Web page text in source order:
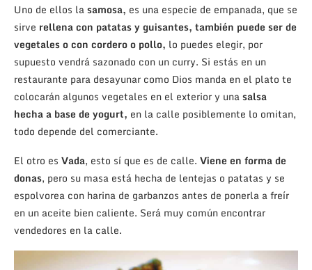
Uno de ellos lasamosa, es una especie de empanada, que se
sirve rellena con patatas y guisantes, también puede ser de
vegetales o con cordero o pollo, lo puedes elegir, por
supuesto vendrá sazonado con un curry. Si estás en un
restaurante para desayunar como Dios manda en el plato te
colocarán algunos vegetales en el exterior y unasalsa
hecha a base de yogurt, en la calle posiblemente lo omitan,
todo depende del comerciante.
El otro es Vada, esto sí que es de calle. Viene en forma de
donas, pero su masa está hecha de lentejas o patatas y se
espolvorea con harina de garbanzos antes de ponerla a freír
en un aceite bien caliente. Será muy común encontrar
vendedores en la calle.